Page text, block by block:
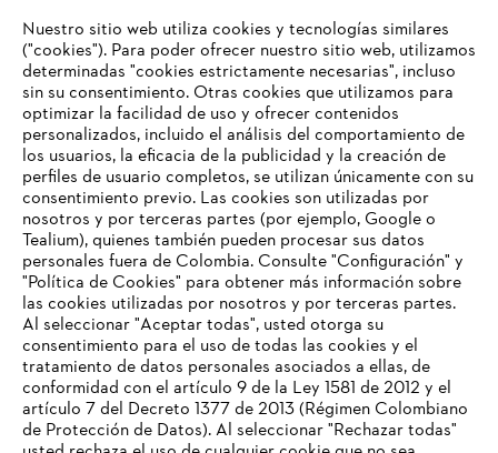
#STIHLCOLOMBIA
Nuestra empresa
Preguntas frecuentes
TU NAVEGADOR NO ES
COMPATIBLE
Nuestro sitio web utiliza cookies y tecnologías similares
("cookies"). Para poder ofrecer nuestro sitio web, utilizamos
determinadas "cookies estrictamente necesarias", incluso
sin su consentimiento. Otras cookies que utilizamos para
optimizar la facilidad de uso y ofrecer contenidos
personalizados, incluido el análisis del comportamiento de
los usuarios, la eficacia de la publicidad y la creación de
perfiles de usuario completos, se utilizan únicamente con su
consentimiento previo. Las cookies son utilizadas por
nosotros y por terceras partes (por ejemplo, Google o
Tealium), quienes también pueden procesar sus datos
personales fuera de Colombia. Consulte "Configuración" y
"Política de Cookies" para obtener más información sobre
las cookies utilizadas por nosotros y por terceras partes.
Al seleccionar "Aceptar todas", usted otorga su
consentimiento para el uso de todas las cookies y el
tratamiento de datos personales asociados a ellas, de
conformidad con el artículo 9 de la Ley 1581 de 2012 y el
artículo 7 del Decreto 1377 de 2013 (Régimen Colombiano
de Protección de Datos). Al seleccionar "Rechazar todas"